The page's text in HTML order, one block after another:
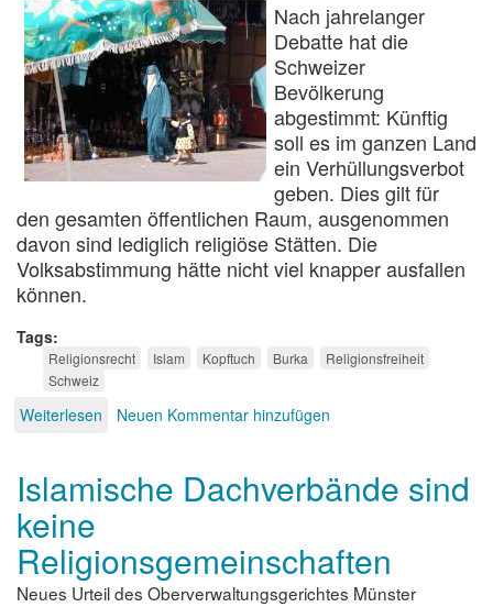
Nach jahrelanger
Debatte hat die
Schweizer
Bevölkerung
abgestimmt: Künftig
soll es im ganzen Land
ein Verhüllungsverbot
geben. Dies gilt für
den gesamten öffentlichen Raum, ausgenommen
davon sind lediglich religiöse Stätten. Die
Volksabstimmung hätte nicht viel knapper ausfallen
können.
Tags
Religionsrecht Islam Kopftuch Burka
Religionsfreiheit
Schweiz
Weiterlesen über
Neuen Kommentar hinzufügen
Islamische Dachverbände sind
keine
Religionsgemeinschaften
Neues Urteil des Oberverwaltungsgerichtes Münster